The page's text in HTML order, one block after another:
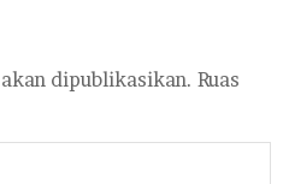
dipublikasikan. Ruas